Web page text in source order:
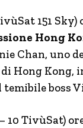
151 Sky)
Hong
Chan, uno
Hong Kong,
temibile boss
10 TivùSat)